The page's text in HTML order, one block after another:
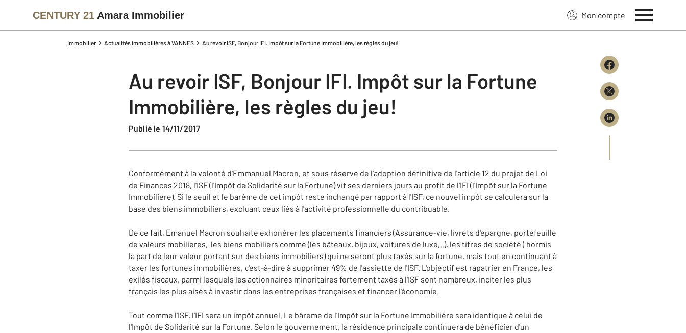
CENTURY 21 Amara Immobilier Mon compte
Immobilier Actualités immobilières à VANNES Au revoir ISF, Bonjour IFI. Impôt sur la Fortune Immobilière, les règles du jeu!
Au revoir ISF, Bonjour IFI. Impôt sur la Fortune
Immobilière, les règles du jeu!
Publié le 14/11/2017
Conformément à la volonté d'Emmanuel Macron, et sous réserve de l'adoption définitive de l'article 12 du projet de Loi
de Finances 2018, l'ISF (l'Impôt de Solidarité sur la Fortune) vit ses derniers jours au profit de l'IFI (l'Impôt sur la Fortune
Immobilière). Si le seuil et le barême de cet impôt reste inchangé par rapport à l'ISF, ce nouvel impôt se calculera sur la
base des biens immobiliers, excluant ceux liés à l'activité professionnelle du contribuable.
De ce fait, Emanuel Macron souhaite exhonérer les placements financiers (Assurance-vie, livrets d'epargne, portefeuille
de valeurs mobilieres, les biens mobiliers comme (les bâteaux, bijoux, voitures de luxe,..), les titres de société ( hormis
la part de leur valeur portant sur des biens immobiliers) qui ne seront plus taxés sur la fortune, mais tout en continuant à
taxer les fortunes immobilières, c'est-à-dire à supprimer 49% de l'assiette de l'ISF. L'objectif est rapatrier en France, les
exilés fiscaux, parmi lesquels les actionnaires minoritaires fortement taxés à l'ISF sont nombreux, inciter les plus
français les plus aisés à investir dans les entreprises françaises et financer l'économie.
Tout comme l'ISF, l'IFI sera un impôt annuel. Le bâreme de l'Impôt sur la Fortune Immobilière sera identique à celui de
l'Impôt de Solidarité sur la Fortune. Selon le gouvernement, la résidence principale continuera de bénéficier d'un